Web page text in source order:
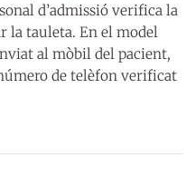
d’admissió verifica la
la tauleta. En el model
al mòbil del pacient,
de telèfon verificat